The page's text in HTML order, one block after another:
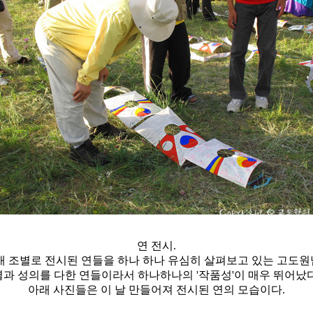
연 전시.
조별로 전시된 연들을 하나 하나 유심히 살펴보고 있는 고도원
과 성의를 다한 연들이라서 하나하나의 '작품성'이 매우 뛰어났
아래 사진들은 이 날 만들어져 전시된 연의 모습이다.